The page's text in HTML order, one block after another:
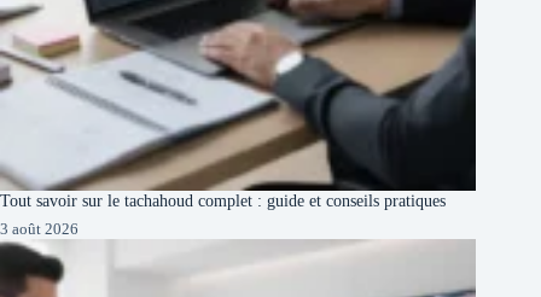
Tout savoir sur le tachahoud complet : guide et conseils pratiques
3 août 2026